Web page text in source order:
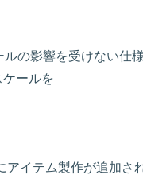
の影響を受けない仕
ールを
イテム製作が追加さ